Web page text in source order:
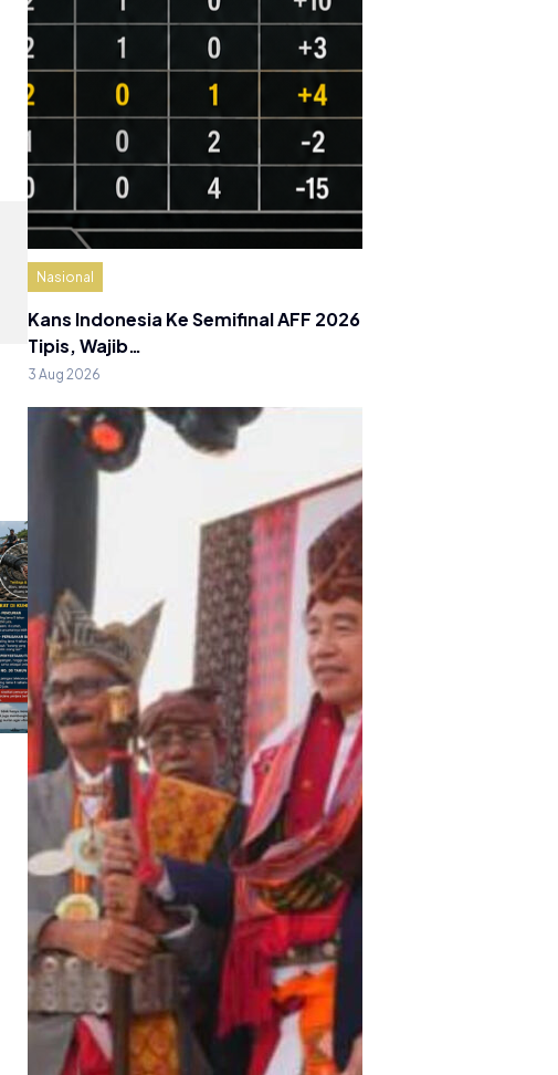
Nasional
Kans Indonesia Ke Semifinal AFF 2026
Tipis, Wajib…
3 Aug 2026